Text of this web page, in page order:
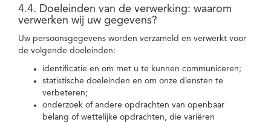
4.4. Doeleinden van de verwerking: waarom
verwerken wij uw gegevens?
Uw persoonsgegevens worden verzameld en verwerkt voor
de volgende doeleinden:
identificatie en om met u te kunnen communiceren;
statistische doeleinden en om onze diensten te
verbeteren;
onderzoek of andere opdrachten van openbaar
belang of wettelijke opdrachten, die variëren